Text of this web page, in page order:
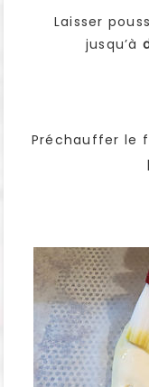
Laisser
jusqu’à
Préchauffer le